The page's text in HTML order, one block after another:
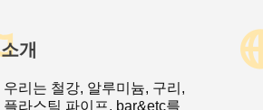
소개
우리는 철강, 알루미늄, 구리,
플라스틱 파이프, bar&etc를